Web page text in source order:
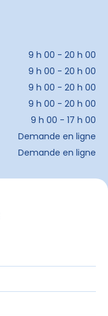
9 h 00 - 20 h 00
9 h 00 - 20 h 00
9 h 00 - 20 h 00
9 h 00 - 20 h 00
9 h 00 - 17 h 00
Demande en ligne
Demande en ligne